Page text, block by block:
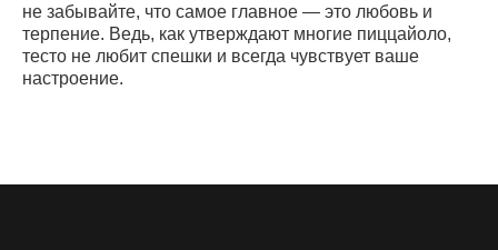
не забывайте, что самое главное — это любовь и
терпение. Ведь, как утверждают многие пиццайоло,
тесто не любит спешки и всегда чувствует ваше
настроение.